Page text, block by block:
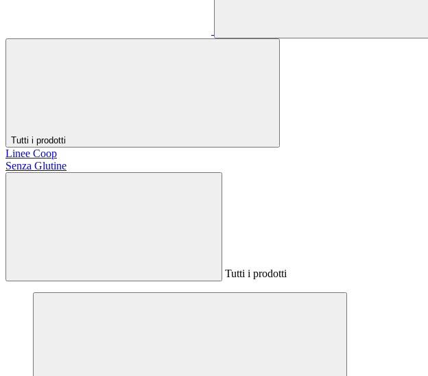
Tutti i prodotti
Linee Coop
Senza Glutine
Tutti i prodotti